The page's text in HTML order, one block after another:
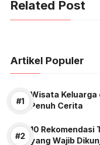
e
o
s
p
Related Post
Artikel Populer
Wisata Keluarga
Penuh Cerita
10 Rekomendasi
yang Wajib